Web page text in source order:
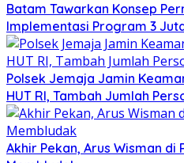
Batam Tawarkan Konsep
Implementasi Program 3
Polsek Jemaja Jamin
HUT RI, Tambah Jumlah
Akhir Pekan, Arus Wisman di